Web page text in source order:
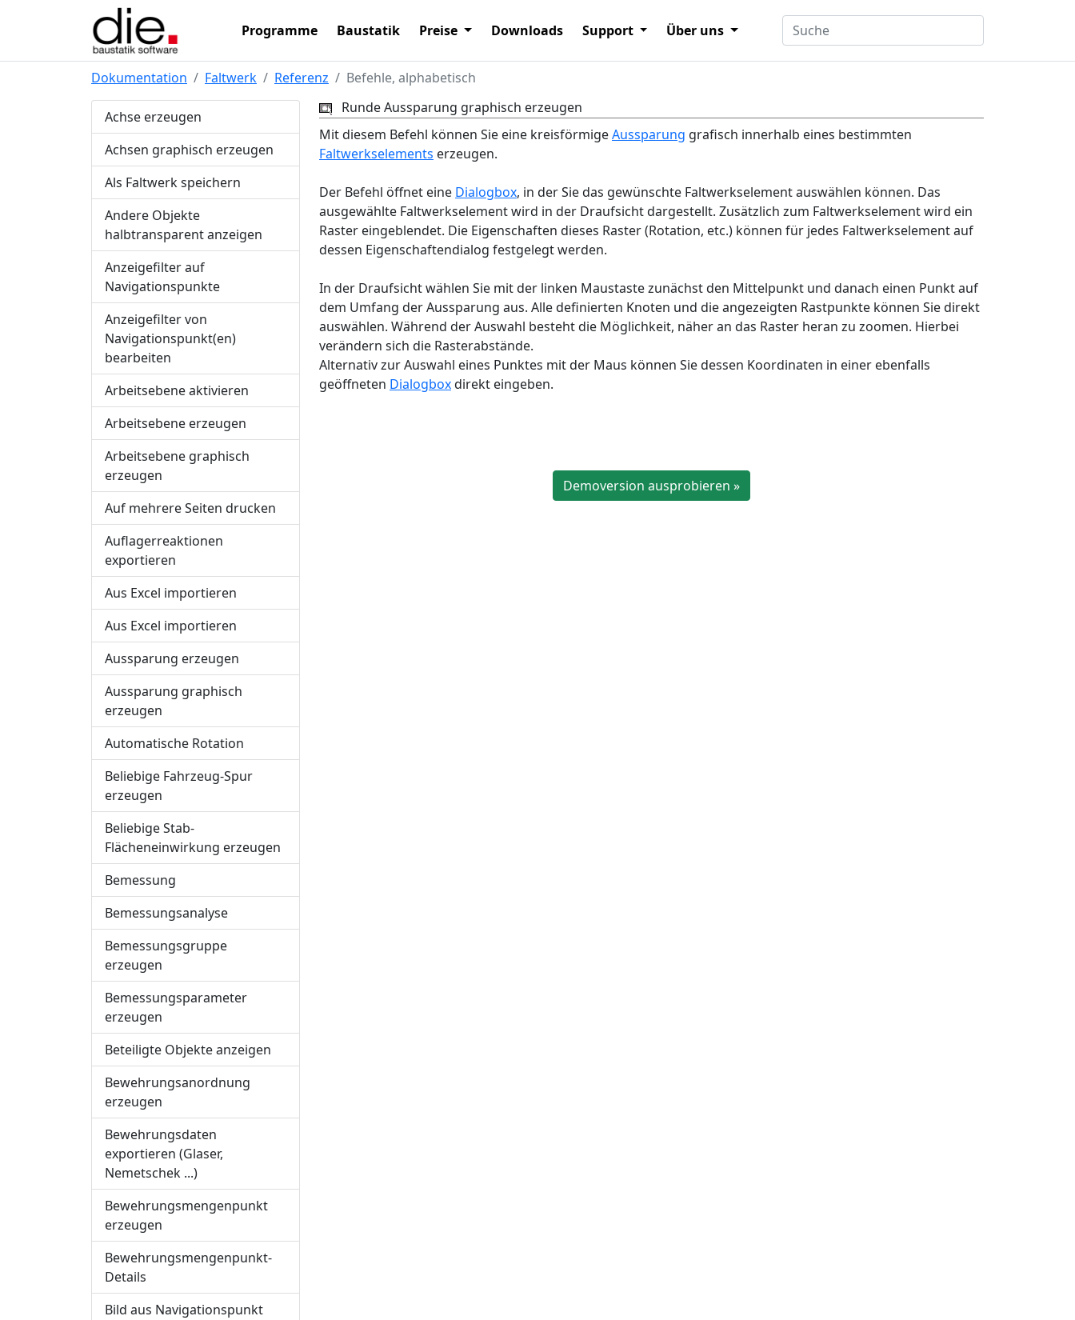
Programme Baustatik Preise Downloads Support Über uns
Dokumentation Faltwerk Referenz Befehle, alphabetisch
Achse erzeugen
Achsen graphisch erzeugen
Als Faltwerk speichern
Andere Objekte
halbtransparent anzeigen
Anzeigefilter auf
Navigationspunkte
Anzeigefilter von
Navigationspunkt(en)
bearbeiten
Arbeitsebene aktivieren
Arbeitsebene erzeugen
Arbeitsebene graphisch
erzeugen
Auf mehrere Seiten drucken
Auflagerreaktionen
exportieren
Aus Excel importieren
Aus Excel importieren
Aussparung erzeugen
Aussparung graphisch
erzeugen
Automatische Rotation
Beliebige Fahrzeug-Spur
erzeugen
Beliebige Stab-
Flächeneinwirkung erzeugen
Bemessung
Bemessungsanalyse
Bemessungsgruppe
erzeugen
Bemessungsparameter
erzeugen
Beteiligte Objekte anzeigen
Bewehrungsanordnung
erzeugen
Bewehrungsdaten
exportieren (Glaser,
Nemetschek ...)
Bewehrungsmengenpunkt
erzeugen
Bewehrungsmengenpunkt-
Details
Bild aus Navigationspunkt
Runde Aussparung graphisch erzeugen
Mit diesem Befehl können Sie eine kreisförmigeAussparung grafisch innerhalb eines bestimmten
Faltwerkselements erzeugen.
Der Befehl öffnet eine Dialogbox, in der Sie das gewünschte Faltwerkselement auswählen können. Das
ausgewählte Faltwerkselement wird in der Draufsicht dargestellt. Zusätzlich zum Faltwerkselement wird ein
Raster eingeblendet. Die Eigenschaften dieses Raster (Rotation, etc.) können für jedes Faltwerkselement auf
dessen Eigenschaftendialog festgelegt werden.
In der Draufsicht wählen Sie mit der linken Maustaste zunächst den Mittelpunkt und danach einen Punkt auf
dem Umfang der Aussparung aus. Alle definierten Knoten und die angezeigten Rastpunkte können Sie direkt
auswählen. Während der Auswahl besteht die Möglichkeit, näher an das Raster heran zu zoomen. Hierbei
verändern sich die Rasterabstände.
Alternativ zur Auswahl eines Punktes mit der Maus können Sie dessen Koordinaten in einer ebenfalls
geöffneten Dialogboxdirekt eingeben.
Demoversion ausprobieren »